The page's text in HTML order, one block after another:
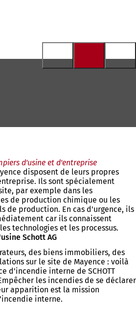
d'usine et d'entreprise
disposent de leurs propres
Ils sont spécialement
par exemple dans les
de production chimique ou les
de production. En cas d'urgence, ils
car ils connaissent
technologies et les processus.
Schott AG
des biens immobiliers, des
sur le site de Mayence : voilà
d'incendie interne de SCHOTT
les incendies de se déclarer
apparition est la mission
interne.